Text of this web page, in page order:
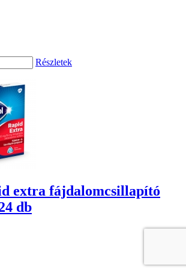
Részletek
extra fájdalomcsillapító
db